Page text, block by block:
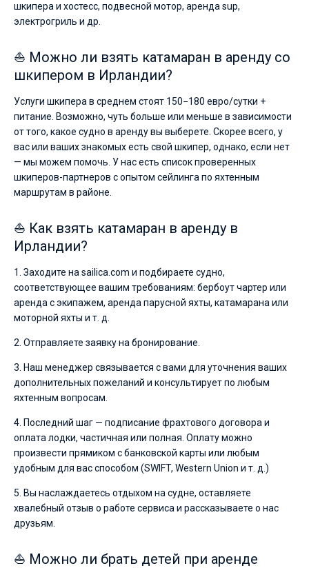
шкипера и хостесс, подвесной мотор, аренда sup,
электрогриль и др.
⛵ Можно ли взять катамаран в аренду со
шкипером в Ирландии?
Услуги шкипера в среднем стоят 150−180 евро/сутки +
питание. Возможно, чуть больше или меньше в зависимости
от того, какое судно в аренду вы выберете. Скорее всего, у
вас или ваших знакомых есть свой шкипер, однако, если нет
— мы можем помочь. У нас есть список проверенных
шкиперов-партнеров с опытом сейлинга по яхтенным
маршрутам в районе.
⛵ Как взять катамаран в аренду в
Ирландии?
1. Заходите на sailica.com и подбираете судно,
соответствующее вашим требованиям: бербоут чартер или
аренда с экипажем, аренда парусной яхты, катамарана или
моторной яхты и т. д.
2. Отправляете заявку на бронирование.
3. Наш менеджер связывается с вами для уточнения ваших
дополнительных пожеланий и консультирует по любым
яхтенным вопросам.
4. Последний шаг — подписание фрахтового договора и
оплата лодки, частичная или полная. Оплату можно
произвести прямиком с банковской карты или любым
удобным для вас способом (SWIFT, Western Union и т. д.)
5. Вы наслаждаетесь отдыхом на судне, оставляете
хвалебный отзыв о работе сервиса и рассказываете о нас
друзьям.
⛵ Можно ли брать детей при аренде